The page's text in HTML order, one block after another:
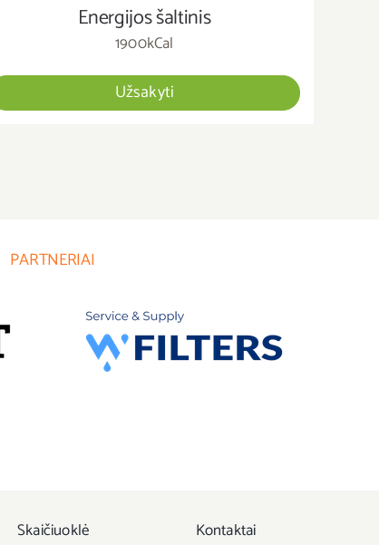
Energijos šaltinis
1900kCal
Užsakyti
PARTNERIAI
Skaičiuoklė Kontaktai